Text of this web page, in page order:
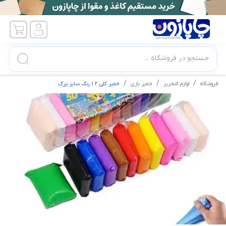
جستجو در فروشگاه ...
فروشگاه لوازم التحریر خمیر بازی خمیر کلی ۱۲ رنگ سایز بزرگ